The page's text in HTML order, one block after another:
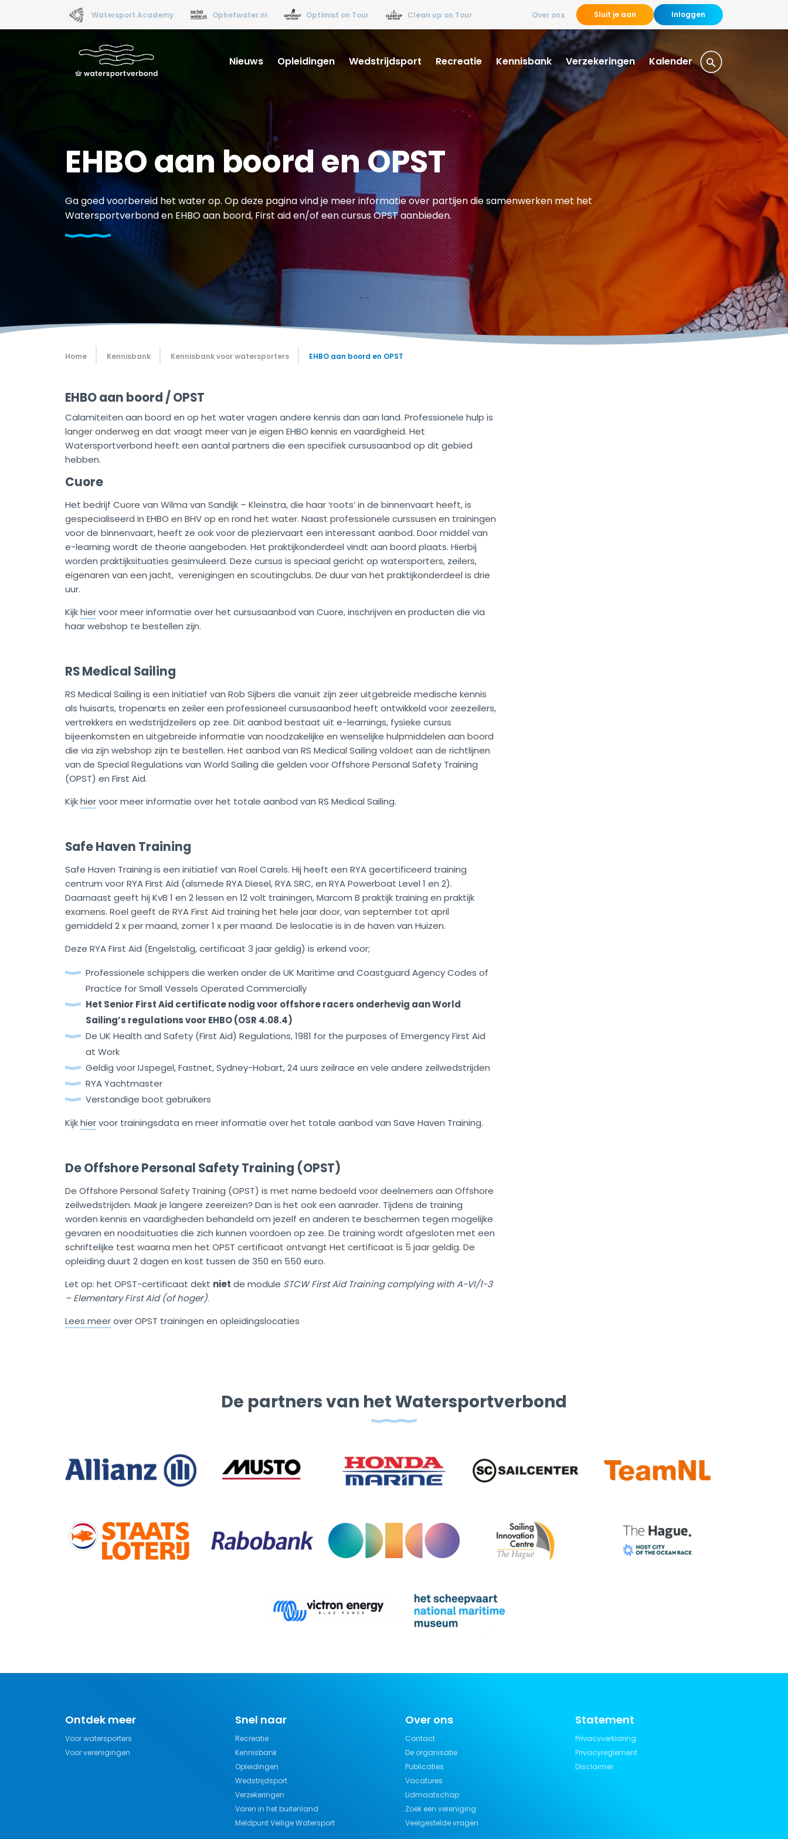
Watersport Academy Ophetwater.nl Optimist on Tour Clean up on Tour Over ons Sluit je aan Inloggen
Nieuws Opleidingen Wedstrijdsport Recreatie Kennisbank Verzekeringen Kalender
EHBO aan boord en OPST
Ga goed voorbereid het water op. Op deze pagina vind je meer informatie over partijen die samenwerken met het
Watersportverbond en EHBO aan boord, First aid en/of een cursus OPST aanbieden.
Home Kennisbank Kennisbank voor watersporters EHBO aan boord en OPST
EHBO aan boord / OPST
Calamiteiten aan boord en op het water vragen andere kennis dan aan land. Professionele hulp is
langer onderweg en dat vraagt meer van je eigen EHBO kennis en vaardigheid. Het
Watersportverbond heeft een aantal partners die een specifiek cursusaanbod op dit gebied
hebben.
Cuore
Het bedrijf Cuore van Wilma van Sandijk – Kleinstra, die haar ‘roots’ in de binnenvaart heeft, is
gespecialiseerd in EHBO en BHV op en rond het water. Naast professionele curssusen en trainingen
voor de binnenvaart, heeft ze ook voor de pleziervaart een interessant aanbod. Door middel van
e-learning wordt de theorie aangeboden. Het praktijkonderdeel vindt aan boord plaats. Hierbij
worden praktijksituaties gesimuleerd. Deze cursus is speciaal gericht op watersporters, zeilers,
eigenaren van een jacht, verenigingen en scoutingclubs. De duur van het praktijkonderdeel is drie
uur.
Kijkhiervoor meer informatie over het cursusaanbod van Cuore, inschrijven en producten die via
haar webshop te bestellen zijn.
RS Medical Sailing
RS Medical Sailing is een initiatief van Rob Sijbers die vanuit zijn zeer uitgebreide medische kennis
als huisarts, tropenarts en zeiler een professioneel cursusaanbod heeft ontwikkeld voor zeezeilers,
vertrekkers en wedstrijdzeilers op zee. Dit aanbod bestaat uit e-learnings, fysieke cursus
bijeenkomsten en uitgebreide informatie van noodzakelijke en wenselijke hulpmiddelen aan boord
die via zijn webshop zijn te bestellen. Het aanbod van RS Medical Sailing voldoet aan de richtlijnen
van de Special Regulations van World Sailing die gelden voor Offshore Personal Safety Training
(OPST) en First Aid.
Kijkhiervoor meer informatie over het totale aanbod van RS Medical Sailing.
Safe Haven Training
Safe Haven Training is een initiatief van Roel Carels. Hij heeft een RYA gecertificeerd training
centrum voor RYA First Aid (alsmede RYA Diesel, RYA SRC, en RYA Powerboat Level 1 en 2).
Daarnaast geeft hij KvB 1 en 2 lessen en 12 volt trainingen, Marcom B praktijk training en praktijk
examens. Roel geeft de RYA First Aid training het hele jaar door, van september tot april
gemiddeld 2 x per maand, zomer 1 x per maand. De leslocatie is in de haven van Huizen.
Deze RYA First Aid (Engelstalig, certificaat 3 jaar geldig) is erkend voor;
Professionele schippers die werken onder de UK Maritime and Coastguard Agency Codes of
Practice for Small Vessels Operated Commercially
Het Senior First Aid certificate nodig voor offshore racers onderhevig aan World
Sailing’s regulations voor EHBO (OSR 4.08.4)
De UK Health and Safety (First Aid) Regulations, 1981 for the purposes of Emergency First Aid
at Work
Geldig voor IJspegel, Fastnet, Sydney-Hobart, 24 uurs zeilrace en vele andere zeilwedstrijden
RYA Yachtmaster
Verstandige boot gebruikers
Kijkhiervoor trainingsdata en meer informatie over het totale aanbod van Save Haven Training.
De Offshore Personal Safety Training (OPST)
De Offshore Personal Safety Training (OPST) is met name bedoeld voor deelnemers aan Offshore
zeilwedstrijden. Maak je langere zeereizen? Dan is het ook een aanrader. Tijdens de training
worden kennis en vaardigheden behandeld om jezelf en anderen te beschermen tegen mogelijke
gevaren en noodsituaties die zich kunnen voordoen op zee. De training wordt afgesloten met een
schriftelijke test waarna men het OPST certificaat ontvangt Het certificaat is 5 jaar geldig. De
opleiding duurt 2 dagen en kost tussen de 350 en 550 euro.
Let op: het OPST-certificaat dekt niet de module STCW First Aid Training complying with A-VI/1-3
– Elementary First Aid (of hoger).
Lees meerover OPST trainingen en opleidingslocaties
De partners van het Watersportverbond
Ontdek meer
Voor watersporters
Voor verenigingen
Snel naar
Recreatie
Kennisbank
Opleidingen
Wedstrijdsport
Verzekeringen
Varen in het buitenland
Meldpunt Veilige Watersport
Over ons
Contact
De organisatie
Publicaties
Vacatures
Lidmaatschap
Zoek een vereniging
Veelgestelde vragen
Statement
Privacyverklaring
Privacyreglement
Disclaimer